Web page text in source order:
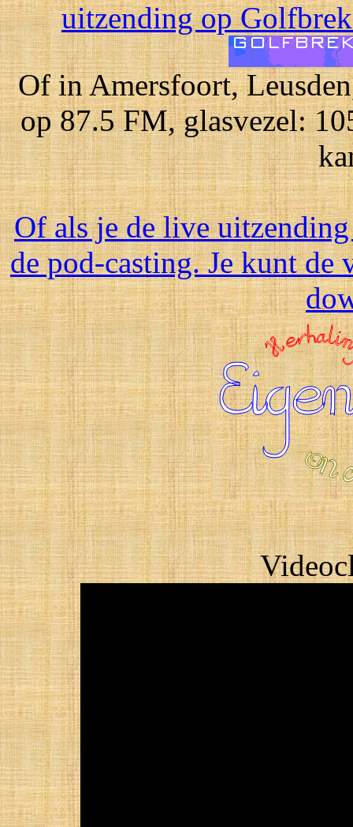
uitzending op
Of in Amersfoort,
op 87.5 FM, glasvezel:
Of als je de live
de pod-casting. Je kunt